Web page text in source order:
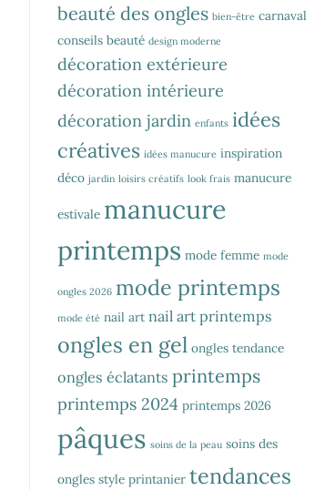
beauté des ongles bien-être carnaval
conseils beauté design moderne
décoration extérieure
décoration intérieure
décoration jardin enfants idées
créatives idées manucure inspiration
déco jardin loisirs créatifs look frais manucure
estivale manucure
printemps mode femme mode
ongles 2026 mode printemps
mode été nail art nail art printemps
ongles en gel ongles tendance
ongles éclatants printemps
printemps 2024 printemps 2026
pâques soins de la peau soins des
ongles style printanier tendances